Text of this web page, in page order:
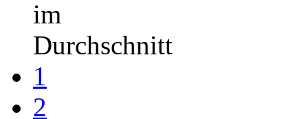
im
Durchschnitt
1
2